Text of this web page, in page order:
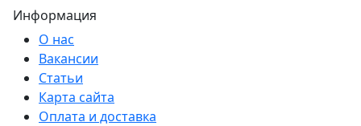
Информация
О нас
Вакансии
Статьи
Карта сайта
Оплата и доставка